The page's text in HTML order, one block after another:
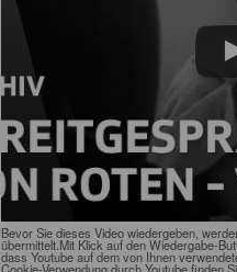
Bevor Sie dieses Video wiedergeben,
übermittelt.Mit Klick auf den Wiedergabe-
dass Youtube auf dem von Ihnen
Cookie-Verwendung durch Youtube finden